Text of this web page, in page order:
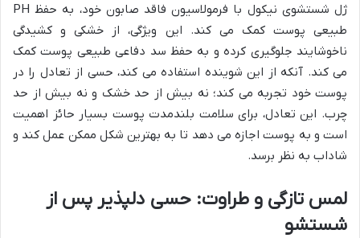
ژل شستشوی نیکول با فرمولاسیون فاقد صابون خود، به حفظ PH
طبیعی پوست کمک می کند. این ویژگی، از خشکی و کشیدگی
ناخوشایند جلوگیری کرده و به حفظ سد دفاعی طبیعی پوست کمک
می کند. آنکه از این شوینده استفاده می کند، حسی از تعادل را در
پوست خود تجربه می کند؛ نه بیش از حد خشک و نه بیش از حد
چرب. این تعادل، برای سلامت بلندمدت پوست بسیار حائز اهمیت
است و به پوست اجازه می دهد تا به بهترین شکل ممکن عمل کند و
شاداب به نظر برسد.
لمس تازگی و طراوت: حسی دلپذیر پس از
شستشو